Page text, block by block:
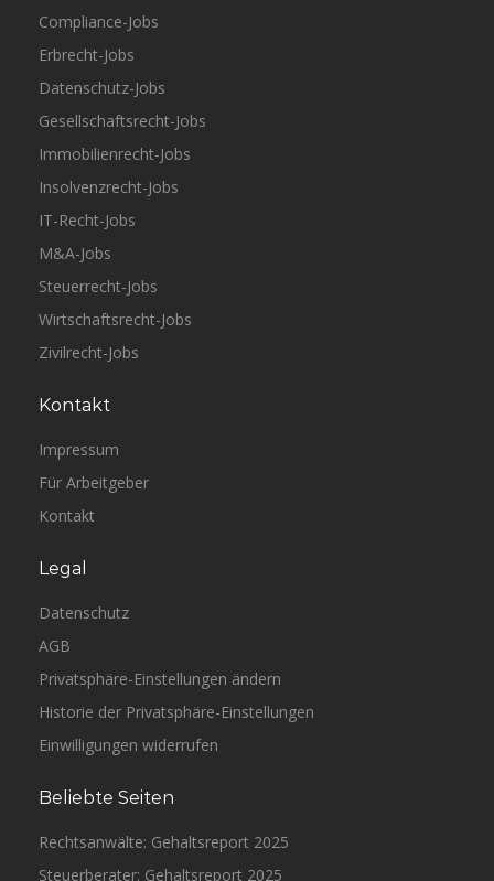
Compliance-Jobs
Erbrecht-Jobs
Datenschutz-Jobs
Gesellschaftsrecht-Jobs
Immobilienrecht-Jobs
Insolvenzrecht-Jobs
IT-Recht-Jobs
M&A-Jobs
Steuerrecht-Jobs
Wirtschaftsrecht-Jobs
Zivilrecht-Jobs
Kontakt
Impressum
Für Arbeitgeber
Kontakt
Legal
Datenschutz
AGB
Privatsphäre-Einstellungen ändern
Historie der Privatsphäre-Einstellungen
Einwilligungen widerrufen
Beliebte Seiten
Rechtsanwälte: Gehaltsreport 2025
Steuerberater: Gehaltsreport 2025